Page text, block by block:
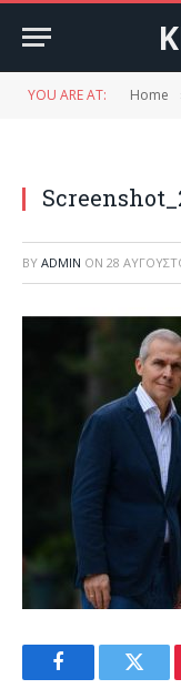
YOU ARE AT: Home
BY ADMIN ON 28
Facebook